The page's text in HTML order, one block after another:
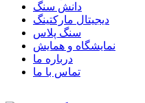
دانش سنگ
دیجیتال مارکتینگ
سنگ پلاس
نمایشگاه و همایش
درباره ما
تماس با ما